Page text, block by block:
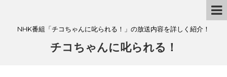
NHK番組「チコちゃんに叱られる！」の放送内容を詳しく紹介！
チコちゃんに叱られる！